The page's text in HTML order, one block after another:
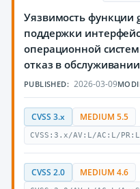
Уязвимость функции
поддержки
операционной
отказ в обслуживании
PUBLISHED: 2026-03-09
CVSS 3.x MEDIUM 5.5
CVSS:3.x/AV:L/AC:L/
CVSS 2.0 MEDIUM 4.6